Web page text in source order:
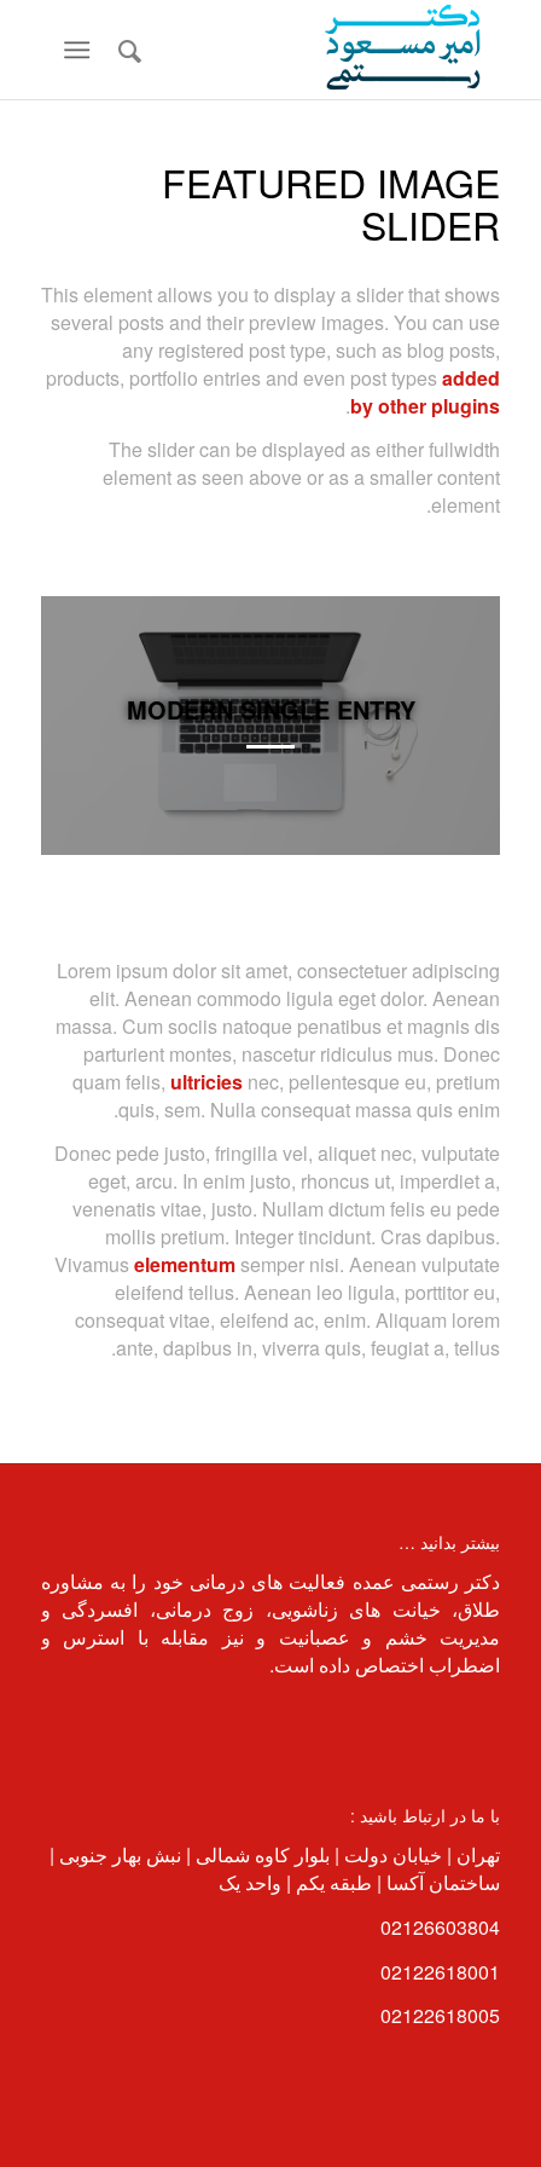
FEATURED IMAGE
SLIDER
This element allows you to display a slider that shows
several posts and their preview images. You can use
any registered post type, such as blog posts,
products, portfolio entries and even post typesadded
by other plugins
.
The slider can be displayed as either fullwidth
element as seen above or as a smaller content
element.
MODERN SINGLE ENTRY
Lorem ipsum dolor sit amet, consectetuer adipiscing
elit. Aenean commodo ligula eget dolor. Aenean
massa. Cum sociis natoque penatibus et magnis dis
parturient montes, nascetur ridiculus mus. Donec
quam felis, ultricies nec, pellentesque eu, pretium
quis, sem. Nulla consequat massa quis enim.
Donec pede justo, fringilla vel, aliquet nec, vulputate
eget, arcu. In enim justo, rhoncus ut, imperdiet a,
venenatis vitae, justo. Nullam dictum felis eu pede
mollis pretium. Integer tincidunt. Cras dapibus.
Vivamuselementumsemper nisi. Aenean vulputate
eleifend tellus. Aenean leo ligula, porttitor eu,
consequat vitae, eleifend ac, enim. Aliquam lorem
ante, dapibus in, viverra quis, feugiat a, tellus.
بیشتر بدانید …
دکتر رستمی عمده فعالیت های درمانی خود را به مشاوره
طلاق، خیانت های زناشویی، زوج درمانی، افسردگی و
مدیریت خشم و عصبانیت و نیز مقابله با استرس و
اضطراب اختصاص داده است.
با ما در ارتباط باشید :
تهران | خیابان دولت | بلوار کاوه شمالی | نبش بهار جنوبی |
ساختمان آکسا | طبقه یکم | واحد یک
02126603804
02122618001
02122618005